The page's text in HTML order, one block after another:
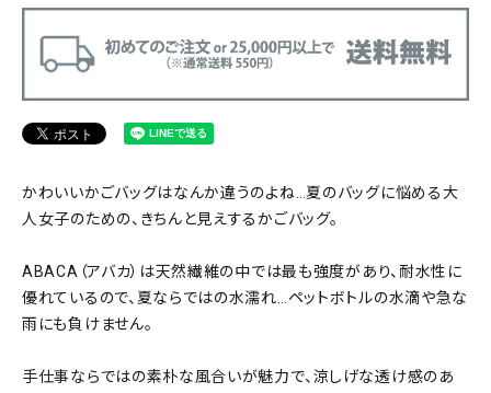
かわいいかごバッグはなんか違うのよね…夏のバッグに悩める大
人女子のための、きちんと見えするかごバッグ。
ABACA（アバカ）は天然繊維の中では最も強度があり、耐水性に
優れているので、夏ならではの水濡れ…ペットボトルの水滴や急な
雨にも負けません。
手仕事ならではの素朴な風合いが魅力で、涼しげな透け感のあ